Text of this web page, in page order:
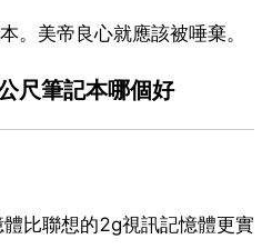
。美帝良心就應該被唾棄。
尺筆記本哪個好
比聯想的2g視訊記憶體更實